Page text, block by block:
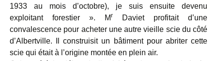
1933 au mois d’octobre), je suis ensuite devenu
exploitant forestier ». Mr
Daviet profitait d’une
convalescence pour acheter une autre vieille scie du côté
d’Albertville. Il construisit un bâtiment pour abriter cette
scie qui était à l’origine montée en plein air.